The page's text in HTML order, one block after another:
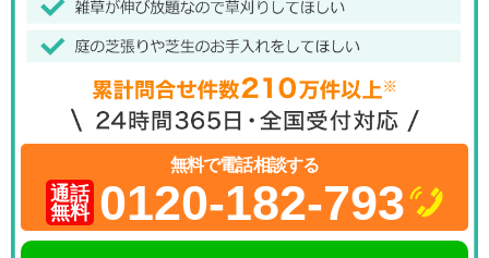
無料で電話相談する
通話
無料 0120-182-793